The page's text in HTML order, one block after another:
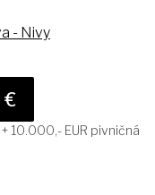
- Nivy
€
10.000,- EUR pivničná